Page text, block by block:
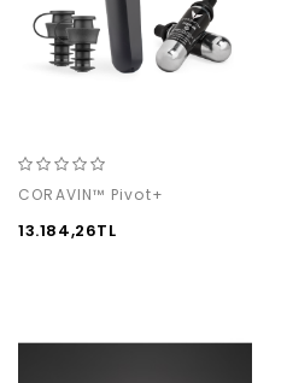
CORAVIN™ Pivot+
13.184,26TL